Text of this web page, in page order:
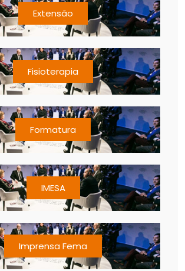
Extensão
Fisioterapia
Formatura
IMESA
Imprensa Fema